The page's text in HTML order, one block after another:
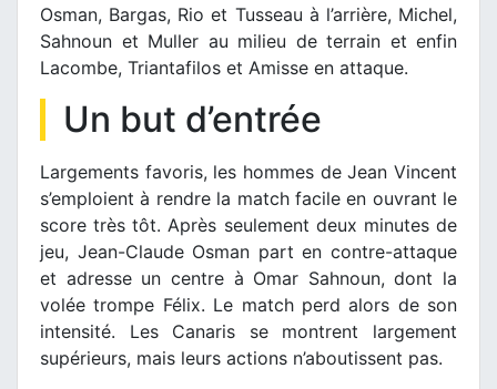
Osman, Bargas, Rio et Tusseau à l’arrière, Michel,
Sahnoun et Muller au milieu de terrain et enfin
Lacombe, Triantafilos et Amisse en attaque.
Un but d’entrée
Largements favoris, les hommes de Jean Vincent
s’emploient à rendre la match facile en ouvrant le
score très tôt. Après seulement deux minutes de
jeu, Jean-Claude Osman part en contre-attaque
et adresse un centre à Omar Sahnoun, dont la
volée trompe Félix. Le match perd alors de son
intensité. Les Canaris se montrent largement
supérieurs, mais leurs actions n’aboutissent pas.